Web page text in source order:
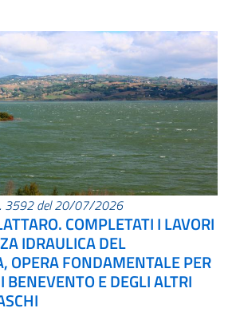
3592 del 20/07/2026
COMPLETATI I LAVORI
IDRAULICA DEL
OPERA FONDAMENTALE PER
BENEVENTO E DEGLI ALTRI